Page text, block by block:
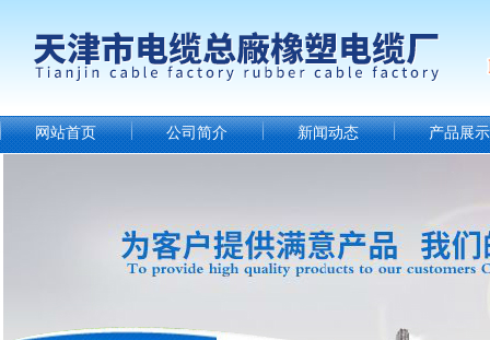
网站首页 公司简介 新闻动态 产品展示